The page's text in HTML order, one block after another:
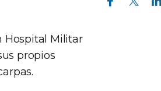
Hospital Militar
propios